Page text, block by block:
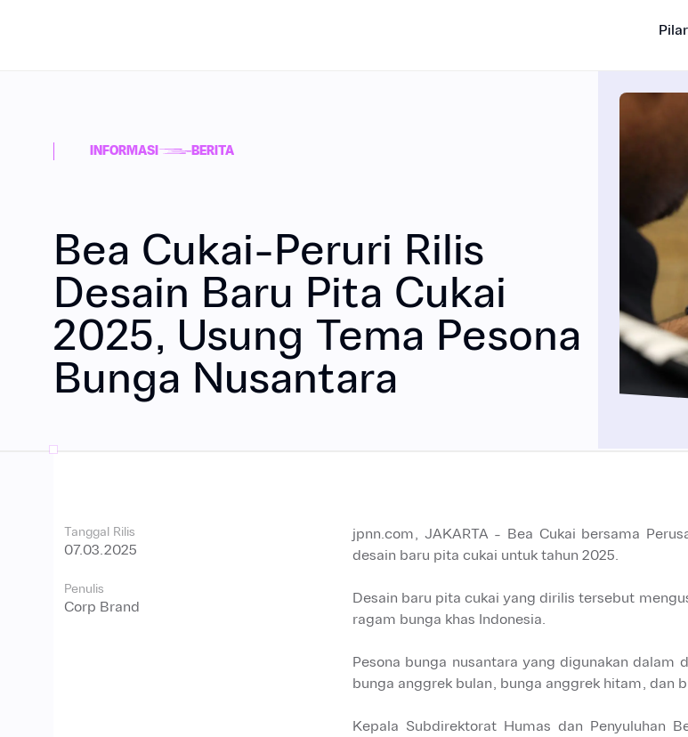
Banknote Printing Technology Security Printing Technology Digital
Tentang Kami
Karir
Informasi
INFORMASI BERITA
Bea Cukai-Peruri Rilis
Desain Baru Pita Cukai
2025, Usung Tema Pesona
Bunga Nusantara
Tanggal Rilis
07.03.2025
Penulis
Corp Brand
jpnn.com
, JAKARTA - Bea Cukai bersama
desain baru pita cukai untuk tahun 2025.
Desain baru pita cukai yang dirilis tersebut
ragam bunga khas Indonesia.
Pesona bunga nusantara yang digunakan dalam
bunga anggrek bulan, bunga anggrek hitam, dan
Kepala Subdirektorat Humas dan Penyuluhan